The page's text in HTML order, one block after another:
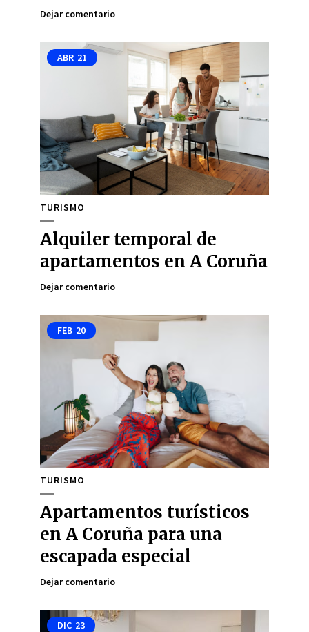
Dejar comentario
ABR 21
TURISMO
Alquiler temporal de
apartamentos en A Coruña
Dejar comentario
FEB 20
TURISMO
Apartamentos turísticos
en A Coruña para una
escapada especial
Dejar comentario
DIC 23